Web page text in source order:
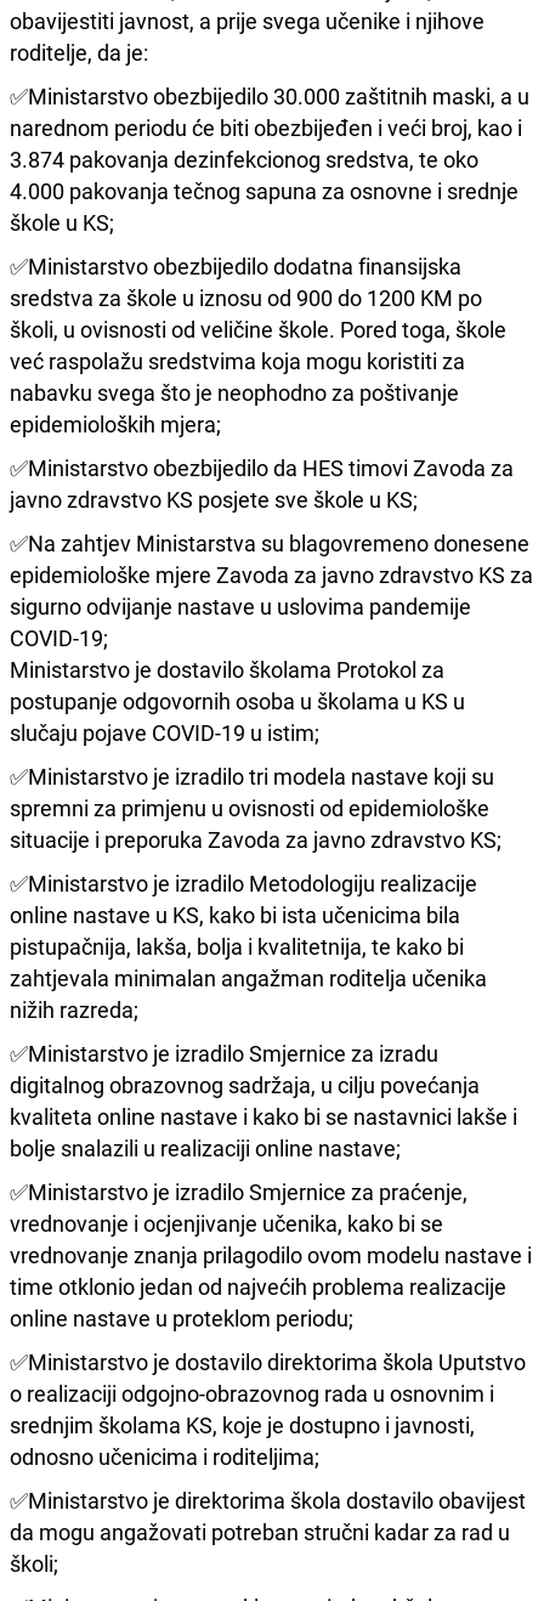
obavijestiti javnost, a prije svega učenike i njihove
roditelje, da je:
✅Ministarstvo obezbijedilo 30.000 zaštitnih maski, a u
narednom periodu će biti obezbijeđen i veći broj, kao i
3.874 pakovanja dezinfekcionog sredstva, te oko
4.000 pakovanja tečnog sapuna za osnovne i srednje
škole u KS;
✅Ministarstvo obezbijedilo dodatna finansijska
sredstva za škole u iznosu od 900 do 1200 KM po
školi, u ovisnosti od veličine škole. Pored toga, škole
već raspolažu sredstvima koja mogu koristiti za
nabavku svega što je neophodno za poštivanje
epidemioloških mjera;
✅Ministarstvo obezbijedilo da HES timovi Zavoda za
javno zdravstvo KS posjete sve škole u KS;
✅Na zahtjev Ministarstva su blagovremeno donesene
epidemiološke mjere Zavoda za javno zdravstvo KS za
sigurno odvijanje nastave u uslovima pandemije
COVID-19;
Ministarstvo je dostavilo školama Protokol za
postupanje odgovornih osoba u školama u KS u
slučaju pojave COVID-19 u istim;
✅Ministarstvo je izradilo tri modela nastave koji su
spremni za primjenu u ovisnosti od epidemiološke
situacije i preporuka Zavoda za javno zdravstvo KS;
✅Ministarstvo je izradilo Metodologiju realizacije
online nastave u KS, kako bi ista učenicima bila
pistupačnija, lakša, bolja i kvalitetnija, te kako bi
zahtjevala minimalan angažman roditelja učenika
nižih razreda;
✅Ministarstvo je izradilo Smjernice za izradu
digitalnog obrazovnog sadržaja, u cilju povećanja
kvaliteta online nastave i kako bi se nastavnici lakše i
bolje snalazili u realizaciji online nastave;
✅Ministarstvo je izradilo Smjernice za praćenje,
vrednovanje i ocjenjivanje učenika, kako bi se
vrednovanje znanja prilagodilo ovom modelu nastave i
time otklonio jedan od najvećih problema realizacije
online nastave u proteklom periodu;
✅Ministarstvo je dostavilo direktorima škola Uputstvo
o realizaciji odgojno-obrazovnog rada u osnovnim i
srednjim školama KS, koje je dostupno i javnosti,
odnosno učenicima i roditeljima;
✅Ministarstvo je direktorima škola dostavilo obavijest
da mogu angažovati potreban stručni kadar za rad u
školi;